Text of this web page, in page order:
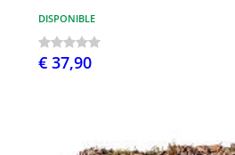
DISPONIBLE
€ 37,90